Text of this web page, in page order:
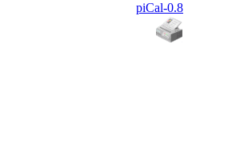
piCal-0.8